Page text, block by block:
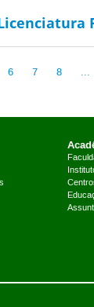
6 7 8 ...